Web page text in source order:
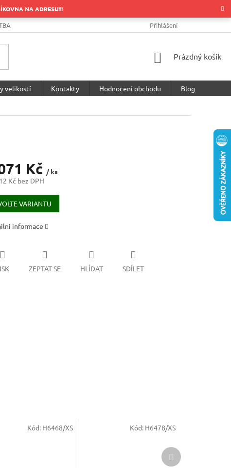
NA ADRESU!!!
PODMÍNKY OCHRANY OSOBNÍCH
Přihlášení
NÁKUPNÍ
Prázdný košík
velikostí Kontakty Hodnocení obchodu
Blog
Kč / ks
Kč bez DPH
VARIANTU
informace
ZEPTAT SE HLÍDAT SDÍLET
Kód: H6468/XS Kód: H6478/XS
Další
produkt